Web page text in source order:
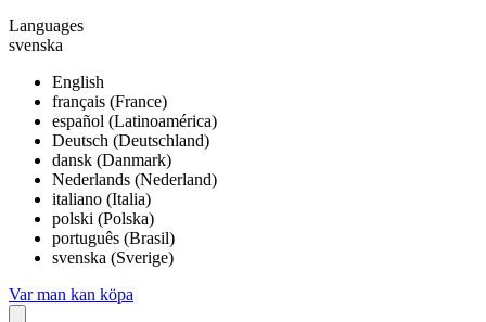
Languages
svenska
English
français (France)
español (Latinoamérica)
Deutsch (Deutschland)
dansk (Danmark)
Nederlands (Nederland)
italiano (Italia)
polski (Polska)
português (Brasil)
svenska (Sverige)
Var man kan köpa